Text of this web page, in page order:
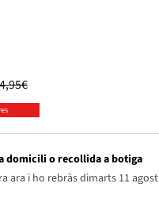
domicili o recollida a botiga
ara i ho rebràs dimarts 11 agost